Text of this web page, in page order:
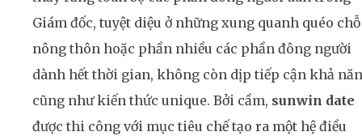
Giám đốc, tuyệt diệu ở những xung quanh quéo chỗ
nông thôn hoặc phần nhiều các phần đông người
dành hết thời gian, không còn dịp tiếp cận khả
cũng như kiến thức unique. Bởi cầm, sunwin date
được thi công với mục tiêu chế tạo ra một hệ điều